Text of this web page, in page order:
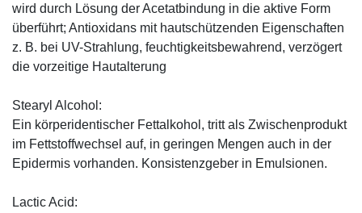
wird durch Lösung der Acetatbindung in die aktive Form
überführt; Antioxidans mit hautschützenden Eigenschaften
z. B. bei UV-Strahlung, feuchtigkeitsbewahrend, verzögert
die vorzeitige Hautalterung
Stearyl Alcohol:
Ein körperidentischer Fettalkohol, tritt als Zwischenprodukt
im Fettstoffwechsel auf, in geringen Mengen auch in der
Epidermis vorhanden. Konsistenzgeber in Emulsionen.
Lactic Acid: